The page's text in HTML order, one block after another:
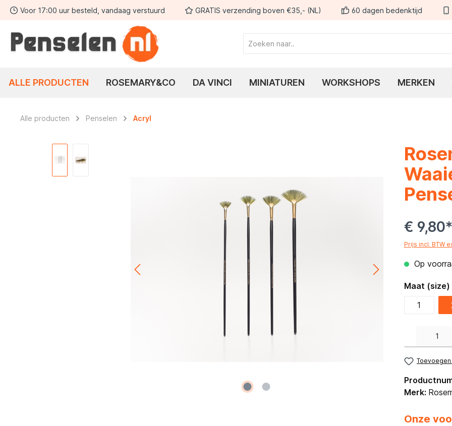
Ga naar de hoofdnavigatie
Voor 17:00 uur besteld, vandaag verstuurd GRATIS verzending boven €35,- (NL) 60 dagen bedenktijd
ALLE PRODUCTEN ROSEMARY&CO DA VINCI MINIATUREN WORKSHOPS MERKEN
Alle producten Penselen Acryl
€ 9,80*
Prijs incl. BTW
Op
Maat (size)
1
Merk:
Onze